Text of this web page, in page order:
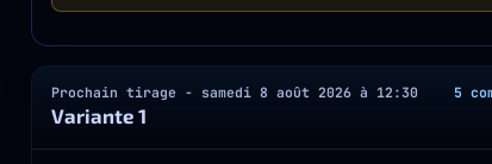
Prochain tirage - samedi 8 août 2026 à 12:30
Variante 1
5